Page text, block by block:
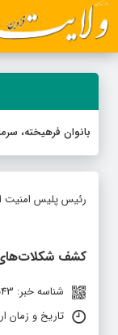
بانوان فرهیخته،
رئیس پلیس امنیت
کشف
شناسه خبر: 17543
تاریخ و زمان ارسال: 9 مرداد